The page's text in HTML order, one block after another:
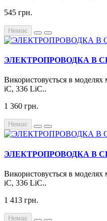
545 грн.
Немає
ЭЛЕКТРОПРОВОДКА В
Використовується в
iC, 336 LiC..
1 360 грн.
Немає
ЭЛЕКТРОПРОВОДКА В
Використовується в
iC, 336 LiC..
1 413 грн.
Немає